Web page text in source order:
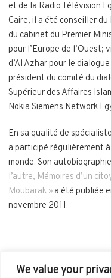
We value your
et de la Radio Télévision
Caire, il a été conseiller
du cabinet du Premier
pour l’Europe de l’Ouest;
d’Al Azhar pour le
président du comité du
Supérieur des Affaires
Nokia Siemens Network
En sa qualité de
a participé régulièrement
monde. Son
l’autre, Mémoires d’un
Moubarak » a été publiée
novembre 2011.